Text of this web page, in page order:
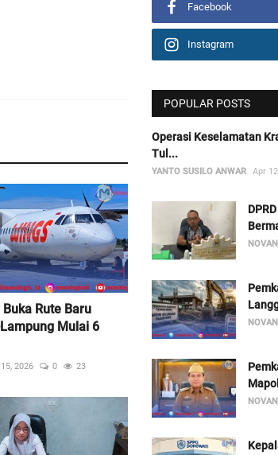
Rute Baru
Mulai 6
2026 0 23
Facebook
Instagram
POPULAR POSTS
Operasi Keselamatan
Tul...
YANTO SUSILO ANWAR Apr